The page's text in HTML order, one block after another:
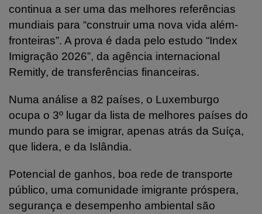
continua a ser uma das melhores referências
mundiais para “construir uma nova vida além-
fronteiras”. A prova é dada pelo estudo “Index
Imigração 2026”, da agência internacional
Remitly, de transferências financeiras.
Numa análise a 82 países, o Luxemburgo
ocupa o 3º lugar da lista de melhores países do
mundo para se imigrar, apenas atrás da Suíça,
que lidera, e da Islândia.
Potencial de ganhos, boa rede de transporte
público, uma comunidade imigrante próspera,
segurança e desempenho ambiental são